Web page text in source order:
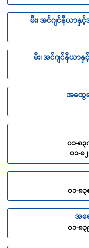
မီး၊ အင်ဂျင်နီယာ
မီး၊ အင်ဂျင်နီယာနှ
အထွေ
၀၁-၈၃
၀၁-၈
၀၁-၈၃
အရ
၀၁-၈၃